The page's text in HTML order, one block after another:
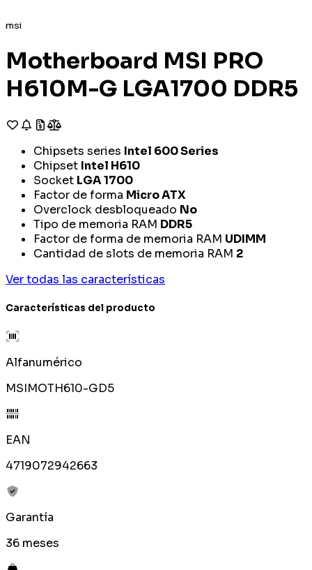
msi
Motherboard MSI PRO
H610M-G LGA1700 DDR5
Chipsets series Intel 600 Series
Chipset Intel H610
Socket LGA 1700
Factor de forma Micro ATX
Overclock desbloqueado No
Tipo de memoria RAM DDR5
Factor de forma de memoria RAM UDIMM
Cantidad de slots de memoria RAM 2
Ver todas las características
Características del producto
Alfanumérico
MSIMOTH610-GD5
EAN
4719072942663
Garantía
36 meses